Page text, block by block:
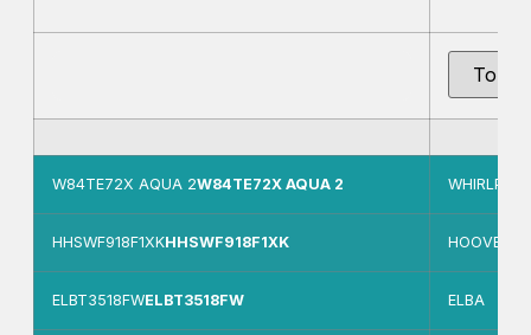
W84TE72X AQUA 2W84TE72X AQUA 2
HHSWF918F1XKHHSWF918F1XK HOOVER
ELBT3518FWELBT3518FW ELBA